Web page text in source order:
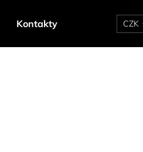
Kontakty CZK